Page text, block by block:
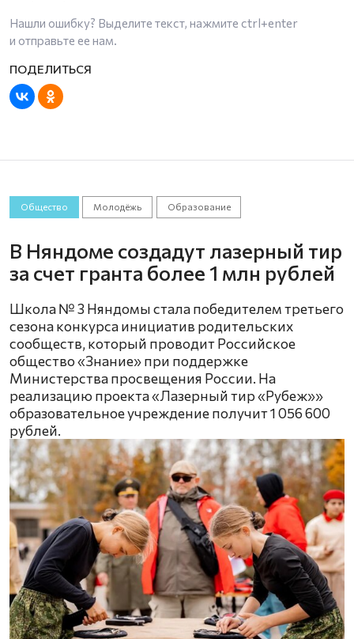
Нашли ошибку? Выделите текст, нажмите ctrl+enter
и отправьте ее нам.
Общество Молодёжь Образование
В Няндоме создадут лазерный тир
за счет гранта более 1 млн рублей
Школа № 3 Няндомы стала победителем третьего
сезона конкурса инициатив родительских
сообществ, который проводит Российское
общество «Знание» при поддержке
Министерства просвещения России. На
реализацию проекта «Лазерный тир «Рубеж»»
образовательное учреждение получит 1 056 600
рублей.